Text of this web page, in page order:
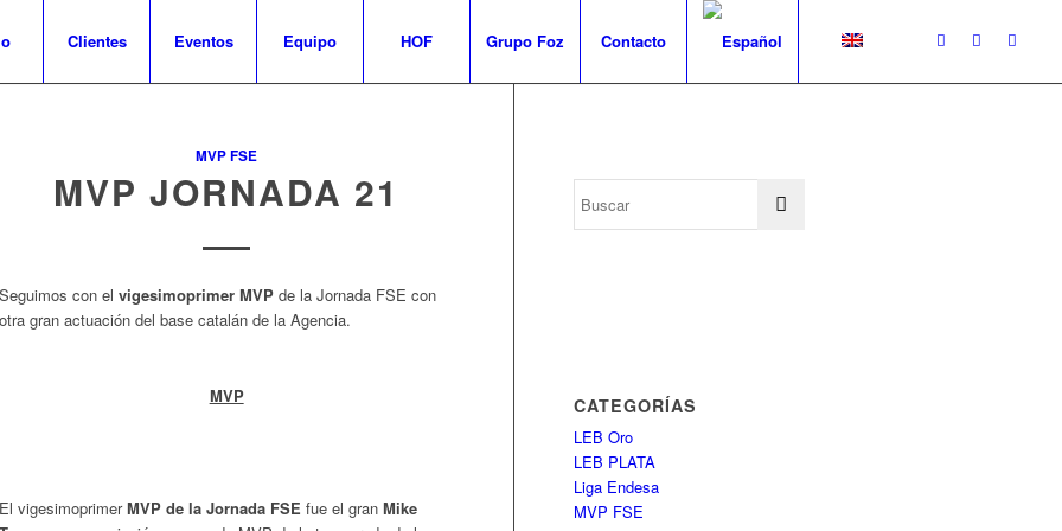
Clientes Eventos Equipo HOF Grupo Foz Contacto
MVP FSE
MVP JORNADA 21
Seguimos con el vigesimoprimer MVP de la Jornada FSE con
otra gran actuación del base catalán de la Agencia.
MVP
El vigesimoprimerMVP de la Jornada FSE fue el gran Mike
CATEGORÍAS
LEB Oro
LEB PLATA
Liga Endesa
MVP FSE